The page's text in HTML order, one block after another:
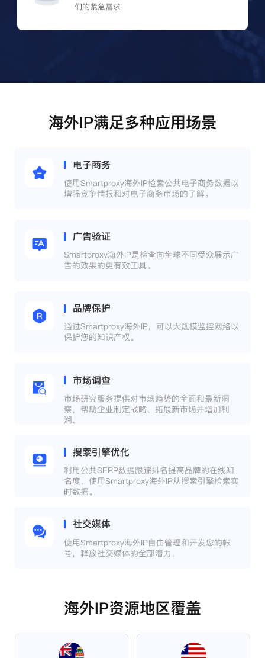
们的紧急需求
海外IP满足多种应用场景
电子商务
使用Smartproxy海外IP检索公共电子商务数据以
增强竞争情报和对电子商务市场的了解。
广告验证
Smartproxy海外IP是检查向全球不同受众展示广
告的效果的更有效工具。
品牌保护
通过Smartproxy海外IP，可以大规模监控网络以
保护您的知识产权。
市场调查
市场研究服务提供对市场趋势的全面和最新洞
察，帮助企业制定战略、拓展新市场并增加利
润。
搜索引擎优化
利用公共SERP数据跟踪排名提高品牌的在线知
名度。使用Smartproxy海外IP从搜索引擎检索实
时数据。
社交媒体
使用Smartproxy海外IP自由管理和开发您的帐
号，释放社交媒体的全部潜力。
海外IP资源地区覆盖